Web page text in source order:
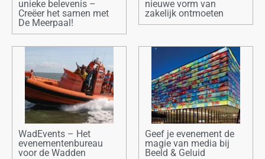
unieke belevenis –
Creëer het samen met
De Meerpaal!
nieuwe vorm van
zakelijk ontmoeten
WadEvents – Het
evenementenbureau
voor de Wadden
Geef je evenement de
magie van media bij
Beeld & Geluid